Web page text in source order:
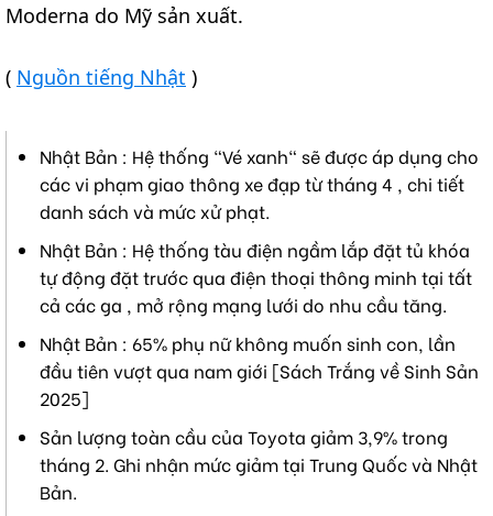
Moderna do Mỹ sản xuất.
( Nguồn tiếng Nhật )
Nhật Bản : Hệ thống "Vé xanh" sẽ được áp dụng cho
các vi phạm giao thông xe đạp từ tháng 4 , chi tiết
danh sách và mức xử phạt.
Nhật Bản : Hệ thống tàu điện ngầm lắp đặt tủ khóa
tự động đặt trước qua điện thoại thông minh tại tất
cả các ga , mở rộng mạng lưới do nhu cầu tăng.
Nhật Bản : 65% phụ nữ không muốn sinh con, lần
đầu tiên vượt qua nam giới [Sách Trắng về Sinh Sản
2025]
Sản lượng toàn cầu của Toyota giảm 3,9% trong
tháng 2. Ghi nhận mức giảm tại Trung Quốc và Nhật
Bản.